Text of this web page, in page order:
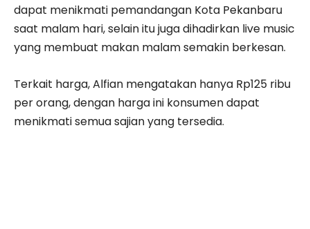
dapat menikmati pemandangan Kota Pekanbaru
saat malam hari, selain itu juga dihadirkan live music
yang membuat makan malam semakin berkesan.
Terkait harga, Alfian mengatakan hanya Rp125 ribu
per orang, dengan harga ini konsumen dapat
menikmati semua sajian yang tersedia.